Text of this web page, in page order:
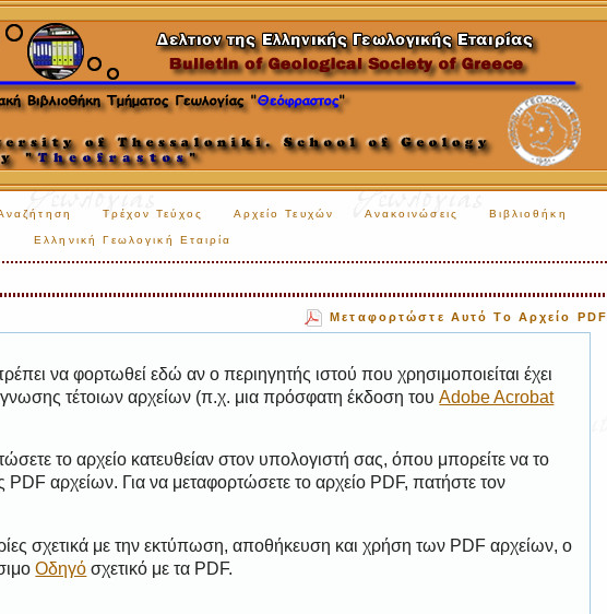
Τρέχον Τεύχος Αρχείο Τευχών Ανακοινώσεις Βιβλιοθήκη
Ελληνική Γεωλογική Εταιρία
Μεταφορτώστε Αυτό Το Αρχείο PDF
να φορτωθεί εδώ αν ο περιηγητής ιστού που χρησιμοποιείται έχει
τέτοιων αρχείων (π.χ. μια πρόσφατη έκδοση τουAdobe Acrobat
το αρχείο κατευθείαν στον υπολογιστή σας, όπου μπορείτε να το
αρχείων. Για να μεταφορτώσετε το αρχείο PDF, πατήστε τον
σχετικά με την εκτύπωση, αποθήκευση και χρήση των PDF αρχείων, ο
Οδηγό σχετικό με τα PDF.